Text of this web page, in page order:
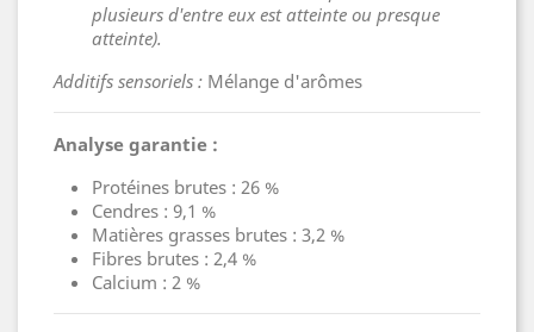
plusieurs d'entre eux est atteinte ou presque
atteinte).
Additifs sensoriels : Mélange d'arômes
Analyse garantie :
Protéines brutes : 26 %
Cendres : 9,1 %
Matières grasses brutes : 3,2 %
Fibres brutes : 2,4 %
Calcium : 2 %